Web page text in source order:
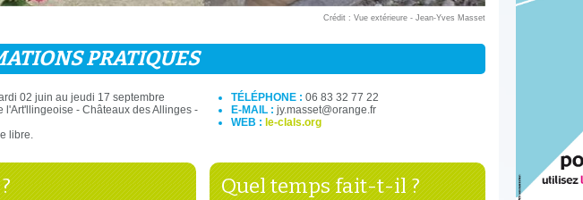
Crédit : Vue extérieure - Jean-Yves Masset
PRATIQUES
02 juin au jeudi 17 septembre
l'Art'llingeoise - Châteaux des Allinges -
libre.
TÉLÉPHONE : 06 83 32 77 22
E-MAIL : jy.masset@orange.fr
WEB : le-clals.org
Quel temps fait-t-il ?